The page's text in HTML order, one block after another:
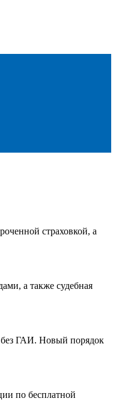
страховкой, а
а также судебная
без ГАИ. Новый порядок
по бесплатной